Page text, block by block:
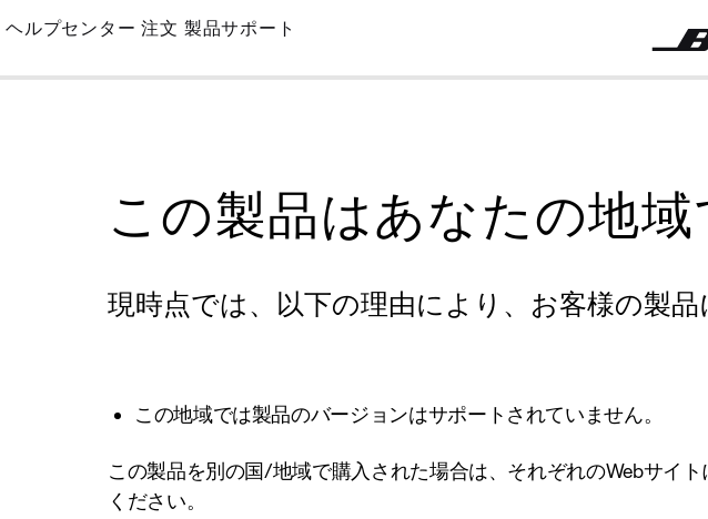
Skip
Main
ヘルプセンター 注文 製品サポート
この製品はあなたの地
現時点では、以下の理由により、お客様の製
この地域では製品のバージョンはサポートされていません。
この製品を別の国/地域で購入された場合は、それぞれのWebサイ
ください。